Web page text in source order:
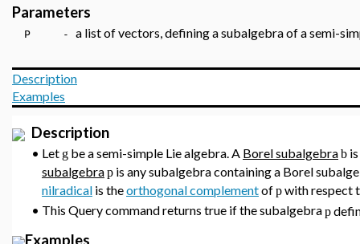
Parameters
P - a list of vectors, defining a subalgebra of a semi-
Description
Examples
Description
• Let g be a semi-simple Lie algebra. A Borel subalgebrab
subalgebrap is any subalgebra containing a Borel
nilradical is theorthogonal complementofpwith respect
• This Query command returns true if the subalgebrap
Examples